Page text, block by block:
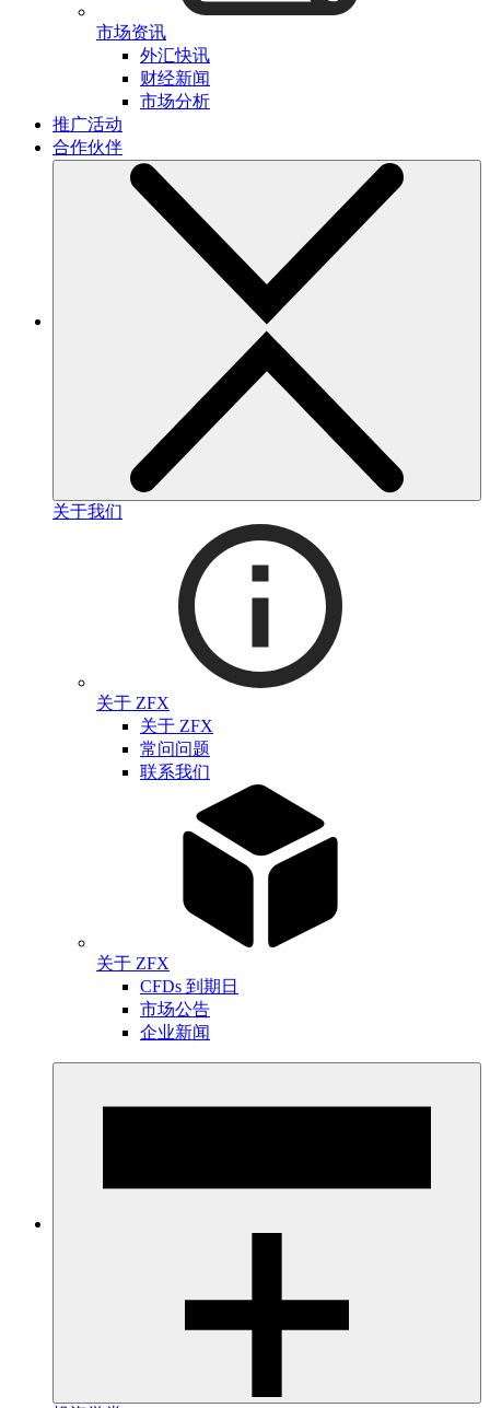
市场资讯
外汇快讯
财经新闻
市场分析
推广活动
合作伙伴
关于我们
关于 ZFX
关于 ZFX
常问问题
联系我们
关于 ZFX
CFDs 到期日
市场公告
企业新闻